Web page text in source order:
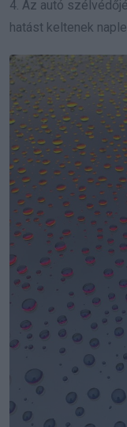
4. Az autó
hatást keltenek